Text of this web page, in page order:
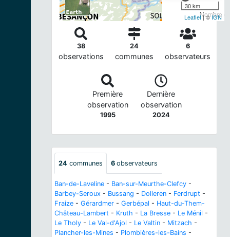
Nombre
30 km
Leaflet| ©IGN
38
observations
24
communes
6
observateurs
Première
observation
1995
Dernière
observation
2024
24 communes 6 observateurs
Ban-de-Laveline - Ban-sur-Meurthe-Clefcy -
Barbey-Seroux - Bussang - Dolleren - Ferdrupt -
Fraize - Gérardmer - Gerbépal - Haut-du-Them-
Château-Lambert - Kruth - La Bresse - Le Ménil -
Le Tholy - Le Val-d'Ajol - Le Valtin - Mitzach -
Plancher-les-Mines - Plombières-les-Bains -